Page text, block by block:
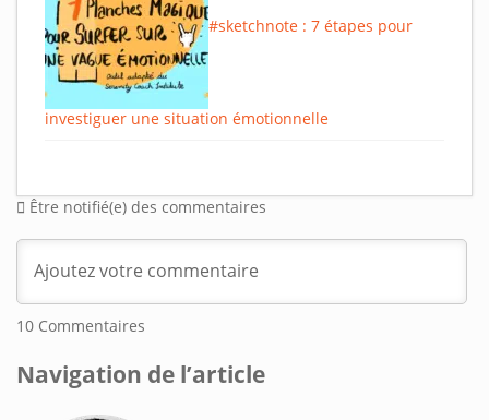
#sketchnote : 7 étapes pour
investiguer une situation émotionnelle
Être notifié(e) des commentaires
10 Commentaires
Navigation de l’article